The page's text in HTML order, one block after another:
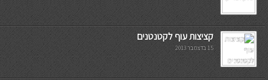
קציצות עוף לקטנטנים
15 בדצמבר 2013